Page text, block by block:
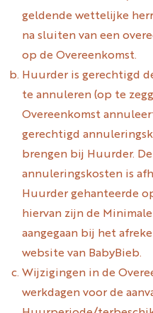
geldende wettelijke
na sluiten van een
op de Overeenkomst.
Huurder is gerechtigd
te annuleren (op te
Overeenkomst
gerechtigd
brengen bij Huurder.
annuleringskosten is
Huurder gehanteerde
hiervan zijn de
aangegaan bij het
website van BabyBieb.
Wijzigingen in de
werkdagen voor de